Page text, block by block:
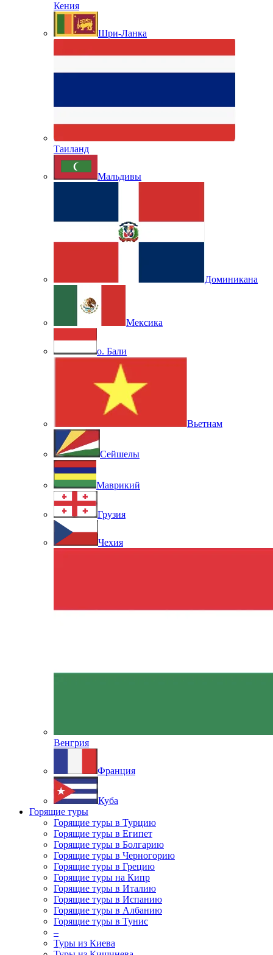
Кения
Шри-Ланка
Таиланд
Мальдивы
Доминикана
Мексика
о. Бали
Вьетнам
Сейшелы
Маврикий
Грузия
Чехия
Венгрия
Франция
Куба
Горящие туры
Горящие туры в Турцию
Горящие туры в Египет
Горящие туры в Болгарию
Горящие туры в Черногорию
Горящие туры в Грецию
Горящие туры на Кипр
Горящие туры в Италию
Горящие туры в Испанию
Горящие туры в Албанию
Горящие туры в Тунис
–
Туры из Киева